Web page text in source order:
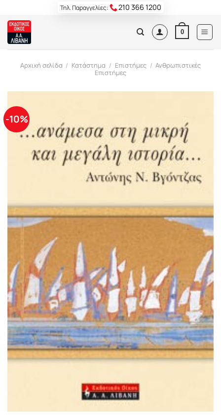
content
Τηλ. Παραγγελίες: 210 366 1200
0
Αρχική σελίδα / Κατάστημα / Επιστήμες / Ανθρωπιστικές
Επιστήμες
-10%